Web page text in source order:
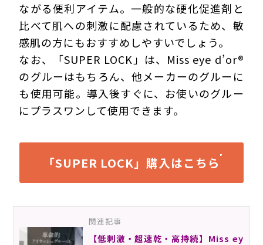
ながる便利アイテム。一般的な硬化促進剤と
比べて肌への刺激に配慮されているため、敏
感肌の方にもおすすめしやすいでしょう。
なお、「SUPER LOCK」は、Miss eye d’or®
のグルーはもちろん、他メーカーのグルーに
も使用可能。導入後すぐに、お使いのグルー
にプラスワンして使用できます。
「SUPER LOCK」購入はこちら
関連記事
【低刺激・超速乾・高持続】Miss ey